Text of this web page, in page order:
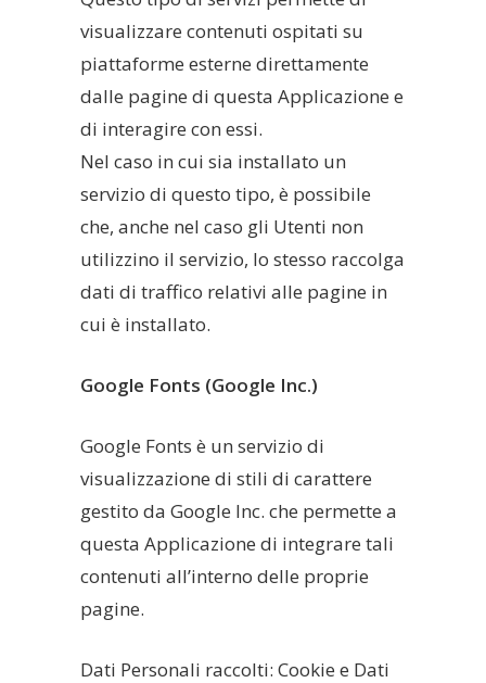
visualizzare contenuti ospitati su
piattaforme esterne direttamente
dalle pagine di questa Applicazione e
di interagire con essi.
Nel caso in cui sia installato un
servizio di questo tipo, è possibile
che, anche nel caso gli Utenti non
utilizzino il servizio, lo stesso raccolga
dati di traffico relativi alle pagine in
cui è installato.
Google Fonts (Google Inc.)
Google Fonts è un servizio di
visualizzazione di stili di carattere
gestito da Google Inc. che permette a
questa Applicazione di integrare tali
contenuti all’interno delle proprie
pagine.
Dati Personali raccolti: Cookie e Dati